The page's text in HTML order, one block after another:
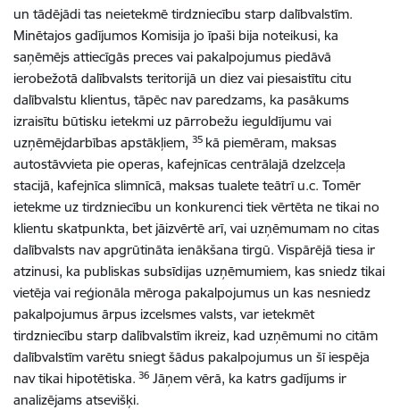
un tādējādi tas neietekmē tirdzniecību starp dalībvalstīm.
Minētajos gadījumos Komisija jo īpaši bija noteikusi, ka
saņēmējs attiecīgās preces vai pakalpojumus piedāvā
ierobežotā dalībvalsts teritorijā un diez vai piesaistītu citu
dalībvalstu klientus, tāpēc nav paredzams, ka pasākums
izraisītu būtisku ietekmi uz pārrobežu ieguldījumu vai
uzņēmējdarbības apstākļiem, 35 kā piemēram, maksas
autostāvvieta pie operas, kafejnīcas centrālajā dzelzceļa
stacijā, kafejnīca slimnīcā, maksas tualete teātrī u.c. Tomēr
ietekme uz tirdzniecību un konkurenci tiek vērtēta ne tikai no
klientu skatpunkta, bet jāizvērtē arī, vai uzņēmumam no citas
dalībvalsts nav apgrūtināta ienākšana tirgū. Vispārējā tiesa ir
atzinusi, ka publiskas subsīdijas uzņēmumiem, kas sniedz tikai
vietēja vai reģionāla mēroga pakalpojumus un kas nesniedz
pakalpojumus ārpus izcelsmes valsts, var ietekmēt
tirdzniecību starp dalībvalstīm ikreiz, kad uzņēmumi no citām
dalībvalstīm varētu sniegt šādus pakalpojumus un šī iespēja
nav tikai hipotētiska. 36 Jāņem vērā, ka katrs gadījums ir
analizējams atsevišķi.